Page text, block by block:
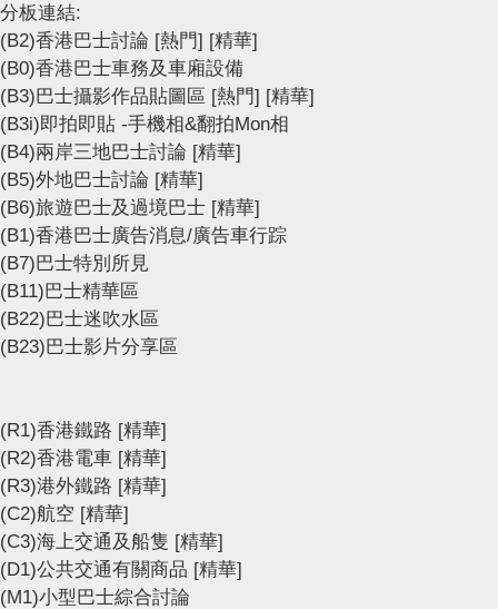
分板連結:
(B2)香港巴士討論 [熱門] [精華]
(B0)香港巴士車務及車廂設備
(B3)巴士攝影作品貼圖區 [熱門] [精華]
(B3i)即拍即貼 -手機相&翻拍Mon相
(B4)兩岸三地巴士討論 [精華]
(B5)外地巴士討論 [精華]
(B6)旅遊巴士及過境巴士 [精華]
(B1)香港巴士廣告消息/廣告車行踪
(B7)巴士特別所見
(B11)巴士精華區
(B22)巴士迷吹水區
(B23)巴士影片分享區
(R1)香港鐵路 [精華]
(R2)香港電車 [精華]
(R3)港外鐵路 [精華]
(C2)航空 [精華]
(C3)海上交通及船隻 [精華]
(D1)公共交通有關商品 [精華]
(M1)小型巴士綜合討論